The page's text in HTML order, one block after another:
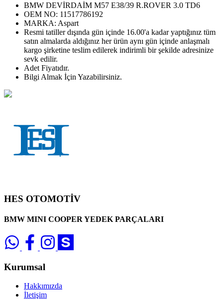
BMW DEVİRDAİM M57 E38/39 R.ROVER 3.0 TD6
OEM NO: 11517786192
MARKA: Aspart
Resmi tatiller dışında gün içinde 16.00'a kadar yaptığınız tüm
satın almalarda aldığınız her ürün aynı gün içinde anlaşmalı
kargo şirketine teslim edilerek indirimli bir şekilde adresinize
sevk edilir.
Adet Fiyatıdır.
Bilgi Almak İçin Yazabilirsiniz.
HES OTOMOTİV
BMW MINI COOPER YEDEK PARÇALARI
Kurumsal
Hakkımızda
İletişim